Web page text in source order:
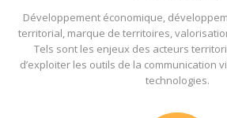
Développement économique,
territorial, marque de territoires,
Tels sont les enjeux des acteurs
d’exploiter les outils de la communication
technologies.